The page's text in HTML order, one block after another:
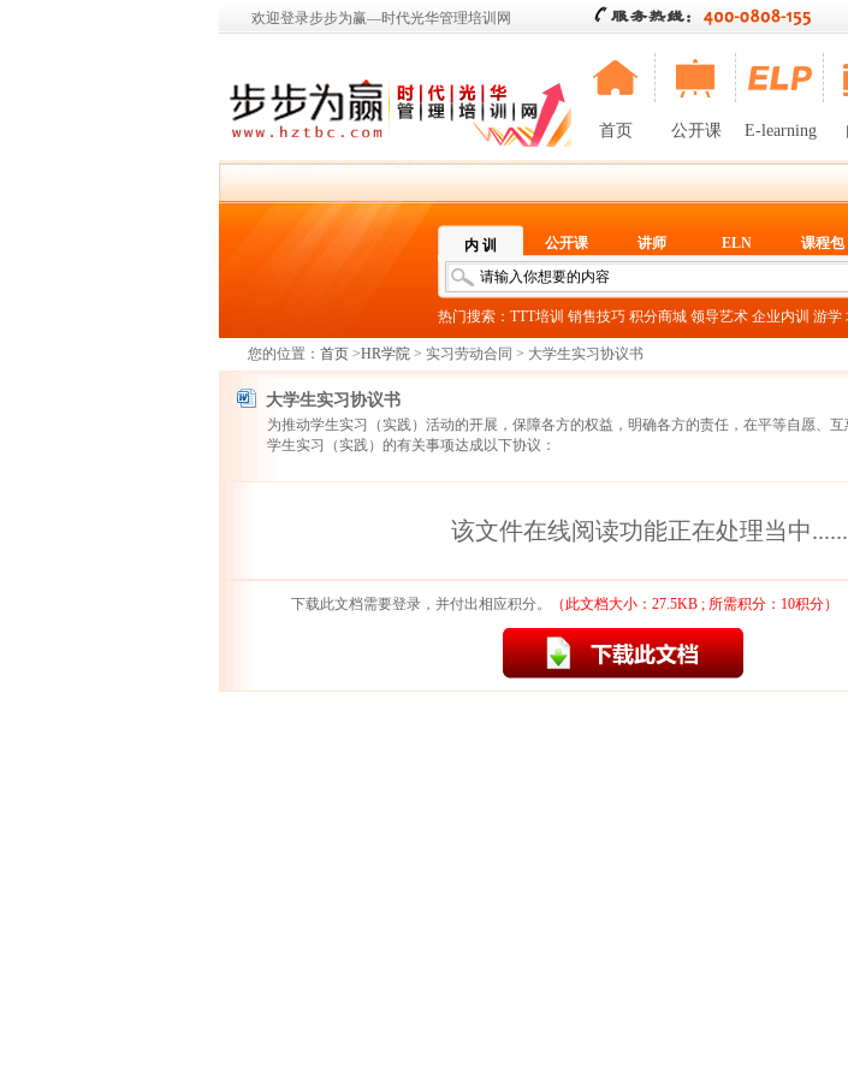
欢迎登录步步为赢—时代光华管理培训网
首页 公开课 E-learning
内 训 公开课 讲师 ELN 课程包
热门搜索： TTT培训 销售技巧 积分商城 领导艺术 企业内训 游学
您的位置： 首页 >HR学院 > 实习劳动合同 > 大学生实习协议书
大学生实习协议书
为推动学生实习（实践）活动的开展，保障各方的权益，明确各方的责任，在平等自愿、
学生实习（实践）的有关事项达成以下协议：
该文件在线阅读功能正在处理当中......
下载此文档需要登录，并付出相应积分。 （此文档大小：27.5KB ; 所需积分：10积分）